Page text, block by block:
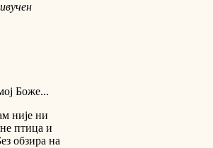
Боже...
није ни
птица и
обзира на